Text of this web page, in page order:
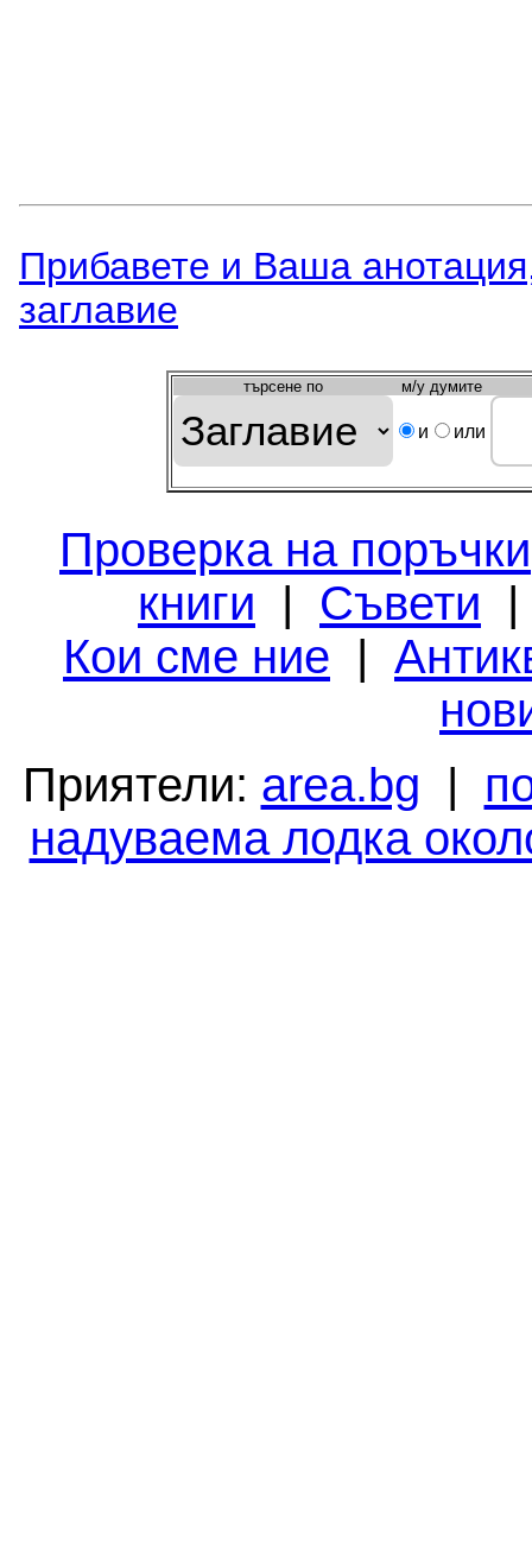
Прибавете и Вашa
заглавиe
търсeне по м/у думите
и или
Проверка на поръчки
книги | Съвети
Кои сме ние |
Приятели: area.bg |
надуваема лодка